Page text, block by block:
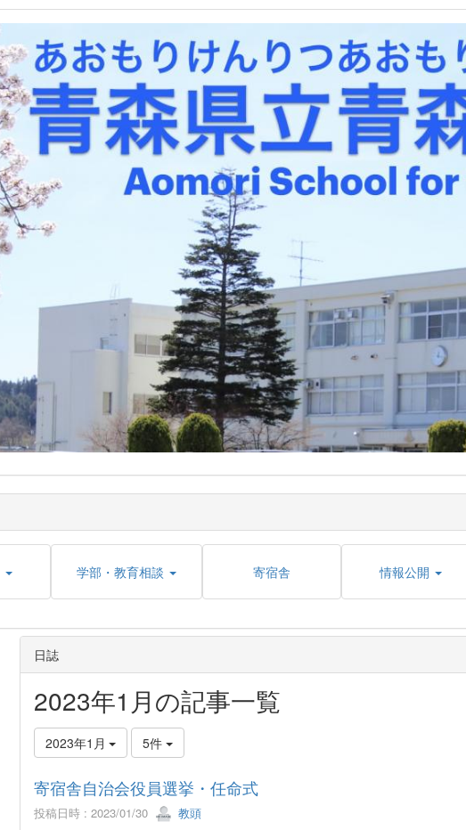
学部・教育相談 寄宿舎 情報公開
日誌
2023年1月の記事一覧
2023年1月 5件
寄宿舎自治会役員選挙・任命式
投稿日時 : 2023/01/30 教頭